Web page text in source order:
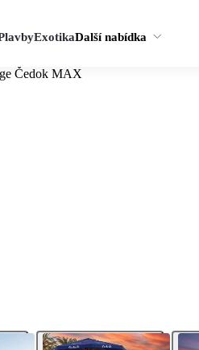
ExotikaDalší nabídka
Čedok MAX